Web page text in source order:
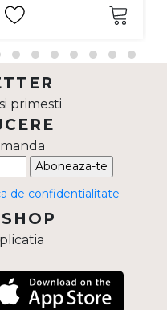
primesti
Aboneaza-te
de confidentialitate